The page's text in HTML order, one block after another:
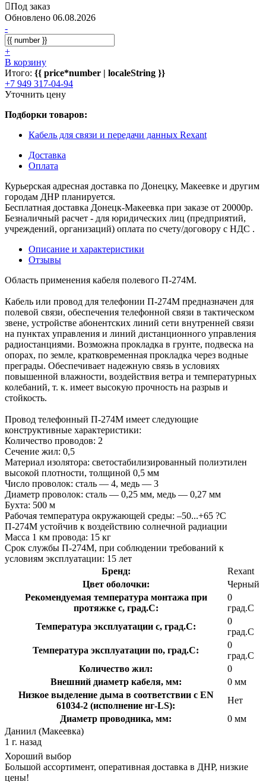
Под заказ
Обновлено 06.08.2026
-
+
В корзину
Итого: {{ price*number | localeString }}
+7 949 317-04-94
Уточнить цену
Подборки товаров:
Кабель для связи и передачи данных Rexant
Доставка
Оплата
Курьерская адресная доставка по Донецку, Макеевке и другим
городам ДНР планируется.
Бесплатная доставка Донецк-Макеевка при заказе от 20000р.
Безналичный расчет - для юридических лиц (предприятий,
учреждений, организаций) оплата по счету/договору с НДС .
Описание и характеристики
Отзывы
Область применения кабеля полевого П-274М.
Кабель или провод для телефонии П-274М предназначен для
полевой связи, обеспечения телефонной связи в тактическом
звене, устройстве абонентских линий сети внутренней связи
на пунктах управления и линий дистанционного управления
радиостанциями. Возможна прокладка в грунте, подвеска на
опорах, по земле, кратковременная прокладка через водные
преграды. Обеспечивает надежную связь в условиях
повышенной влажности, воздействия ветра и температурных
колебаний, т. к. имеет высокую прочность на разрыв и
стойкость.
Провод телефонный П-274М имеет следующие
конструктивные характеристики:
Количество проводов: 2
Сечение жил: 0,5
Материал изолятора: светостабилизированный полиэтилен
высокой плотности, толщиной 0,5 мм
Число проволок: сталь — 4, медь — 3
Диаметр проволок: сталь — 0,25 мм, медь — 0,27 мм
Бухта: 500 м
Рабочая температура окружающей среды: –50...+65 ?С
П-274М устойчив к воздействию солнечной радиации
Масса 1 км провода: 15 кг
Срок службы П-274М, при соблюдении требований к
условиям эксплуатации: 15 лет
Бренд:
Rexant
Цвет оболочки:
Черный
Рекомендуемая температура монтажа при
протяжке с, град.C:
0
град.C
Температура эксплуатации с, град.C:
0
град.C
Температура эксплуатации по, град.C:
0
град.C
Количество жил:
0
Внешний диаметр кабеля, мм:
0 мм
Низкое выделение дыма в соответствии с EN
61034-2 (исполнение нг-LS):
Нет
Диаметр проводника, мм:
0 мм
Даниил (Макеевка)
1 г. назад
Хороший выбор
Большой ассортимент, оперативная доставка в ДНР, низкие
цены!